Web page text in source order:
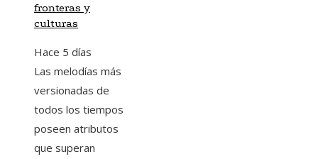
fronteras y
culturas
Hace 5 días
Las melodías más
versionadas de
todos los tiempos
poseen atributos
que superan